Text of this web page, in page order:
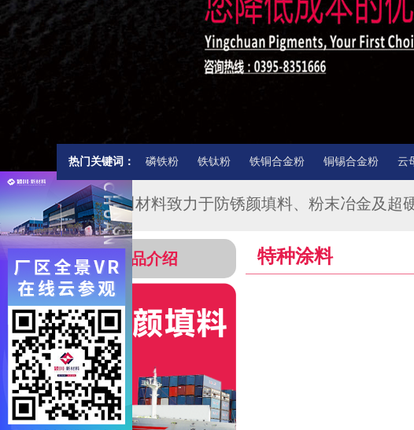
热门关键词： 磷铁粉 铁钛粉 铁铜合金粉 铜锡合金粉 云
★★★颍川材料致力于防锈颜填料、粉末冶金及超
产品介绍 特种涂料